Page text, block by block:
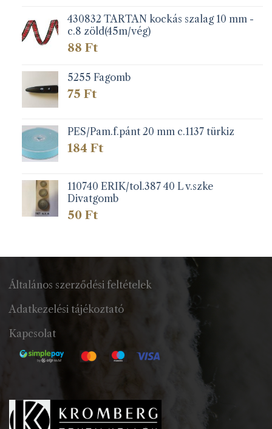
430832 TARTAN kockás szalag 10 mm -
c.8 zöld(45m/vég)
88 Ft
5255 Fagomb
75 Ft
PES/Pam.f.pánt 20 mm c.1137 türkiz
184 Ft
110740 ERIK/tol.387 40 L v.szke
Divatgomb
50 Ft
Általános szerződési feltételek
Adatkezelési tájékoztató
Kapcsolat